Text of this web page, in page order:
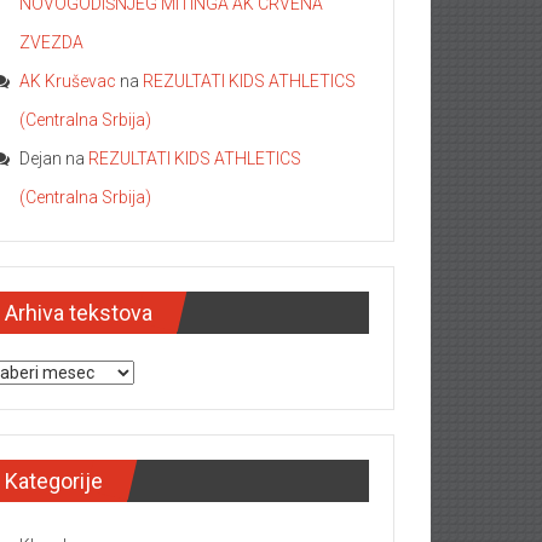
NOVOGODIŠNJEG MITINGA AK CRVENA
ZVEZDA
AK Kruševac na REZULTATI KIDS ATHLETICS
(Centralna Srbija)
Dejan na REZULTATI KIDS ATHLETICS
(Centralna Srbija)
Arhiva tekstova
tekstova
Kategorije